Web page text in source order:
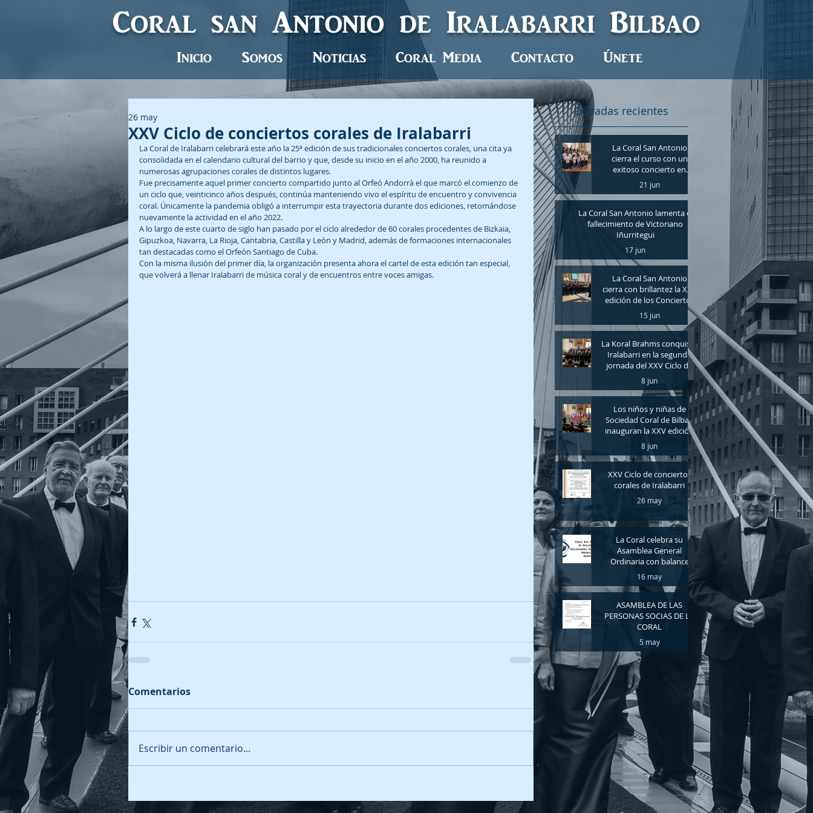
Inicio Somos Noticias Coral Media Contacto Únete
Coral san Antonio de Iralabarri Bilbao
XXV Ciclo de conciertos corales de Iralabarri
26 may
La Coral de Iralabarri celebrará este año la 25ª edición de sus tradicionales conciertos corales, una cita ya
consolidada en el calendario cultural del barrio y que, desde su inicio en el año 2000, ha reunido a
numerosas agrupaciones corales de distintos lugares.
Fue precisamente aquel primer concierto compartido junto al Orfeó Andorrà el que marcó el comienzo de
un ciclo que, veinticinco años después, continúa manteniendo vivo el espíritu de encuentro y convivencia
coral. Únicamente la pandemia obligó a interrumpir esta trayectoria durante dos ediciones, retomándose
nuevamente la actividad en el año 2022.
A lo largo de este cuarto de siglo han pasado por el ciclo alrededor de 60 corales procedentes de Bizkaia,
Gipuzkoa, Navarra, La Rioja, Cantabria, Castilla y León y Madrid, además de formaciones internacionales
tan destacadas como el Orfeón Santiago de Cuba.
Con la misma ilusión del primer día, la organización presenta ahora el cartel de esta edición tan especial,
que volverá a llenar Iralabarri de música coral y de encuentros entre voces amigas.
Comentarios
Escribir un comentario...
Entradas recientes
La Coral San Antonio
cierra el curso con un
exitoso concierto en
Mundaka
21 jun
La Coral San Antonio lamenta el
fallecimiento de Victoriano
Iñurritegui
17 jun
La Coral San Antonio
cierra con brillantez la XXV
edición de los Conciertos
Corales de Iralabarri
15 jun
La Koral Brahms conquista
Iralabarri en la segunda
jornada del XXV Ciclo de
Conciertos Corales
8 jun
Los niños y niñas de
Sociedad Coral de Bilbao
inauguran la XXV edición
de los Conciertos Corales
de Iralabarri
8 jun
XXV Ciclo de conciertos
corales de Iralabarri
26 may
La Coral celebra su
Asamblea General
Ordinaria con balance
positivo y nuevos retos
para 2026
16 may
ASAMBLEA DE LAS
PERSONAS SOCIAS DE LA
CORAL
5 may